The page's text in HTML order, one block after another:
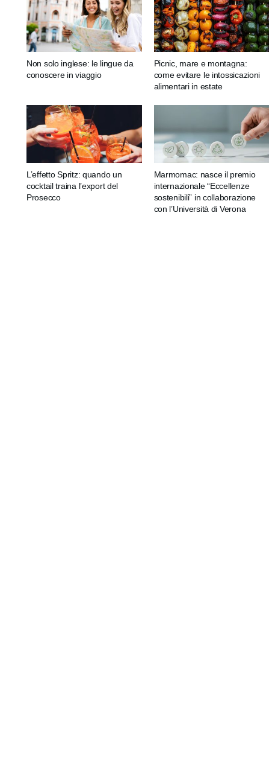
Non solo inglese: le lingue da
conoscere in viaggio
Picnic, mare e montagna:
come evitare le intossicazioni
alimentari in estate
L’effetto Spritz: quando un
cocktail traina l’export del
Prosecco
Marmomac: nasce il premio
internazionale “Eccellenze
sostenibili” in collaborazione
con l’Università di Verona